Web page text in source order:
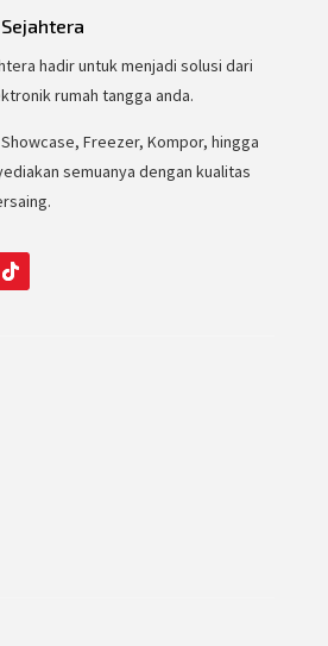
hadir untuk menjadi solusi dari
rumah tangga anda.
Freezer, Kompor, hingga
semuanya dengan kualitas